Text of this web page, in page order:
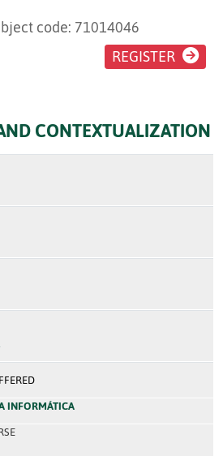
code: 71014046
REGISTER
CONTEXTUALIZATION
INFORMÁTICA